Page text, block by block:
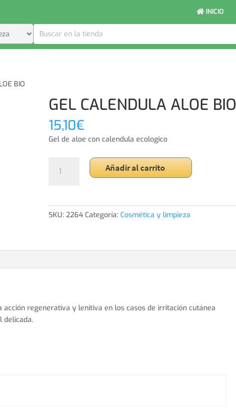
INICIO
BIO
GEL CALENDULA ALOE BIO
15,10€
Gel de aloe con calendula ecologico
CALENDULA
cantidad
Añadir al carrito
SKU:2264 Categoría:Cosmética y limpieza
acción regenerativa y lenitiva en los casos de irritación cutánea
delicada.